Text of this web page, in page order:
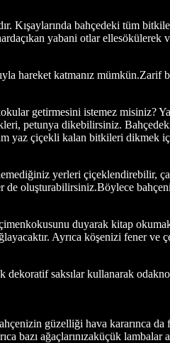
Kışaylarında bahçedeki tüm
yabani otlar ellesökülerek
hareket katmanız
getirmesini istemez
petunya dikebilirsiniz.
yaz çiçekli kalan bitkileri dikmek
yerleri çiçeklendirebilir,
de oluşturabilirsiniz.Böylece
duyarak kitap
Ayrıca köşenizi fener ve
dekoratif saksılar kullanarak
güzelliği hava
bazı ağaçlarınızaküçük lambalar